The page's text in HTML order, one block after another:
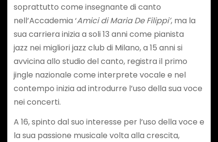
soprattutto come insegnante di canto
nell’Accademia ‘Amici di Maria De Filippi’, ma la
sua carriera inizia a soli 13 anni come pianista
jazz nei migliori jazz club di Milano, a 15 anni si
avvicina allo studio del canto, registra il primo
jingle nazionale come interprete vocale e nel
contempo inizia ad introdurre l’uso della sua voce
nei concerti.
A 16, spinto dal suo interesse per l’uso della voce e
la sua passione musicale volta alla crescita,